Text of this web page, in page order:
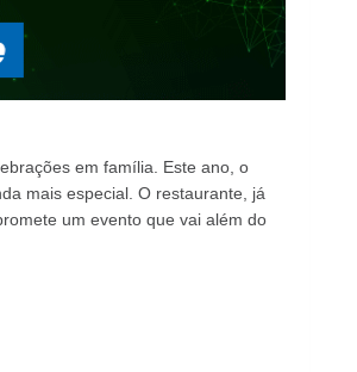
em família. Este ano, o
mais especial. O restaurante, já
um evento que vai além do